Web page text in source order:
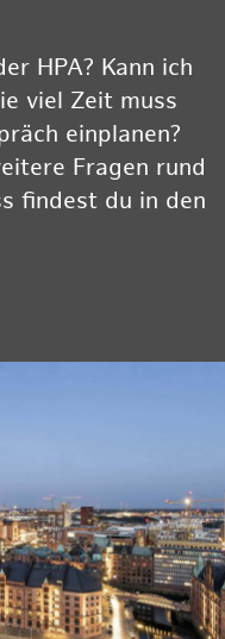
HPA? Kann ich
viel Zeit muss
einplanen?
Fragen rund
findest du in den